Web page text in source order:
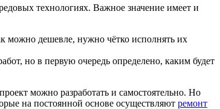
технологиях. Важное значение имеет и
можно дешевле, нужно чётко исполнять их
но в первую очередь определено, каким будет
можно разработать и самостоятельно. Но
на постоянной основе осуществляют ремонт